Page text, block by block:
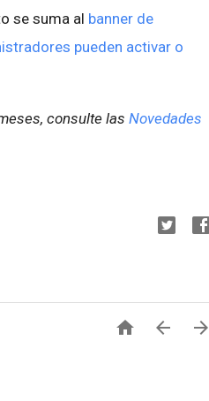
se suma al banner de
pueden activar o
consulte las Novedades
  